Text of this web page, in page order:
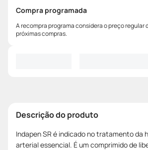
Compra programada
A recompra programa considera o preço regular
próximas compras.
Descrição do produto
Indapen SR é indicado no tratamento da
arterial essencial. É um comprimido de